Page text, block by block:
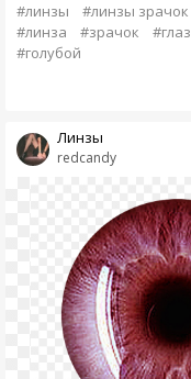
#линзы #линзы зрачок
#линза
#зрачок #глаз
#голубой
redcandy
Линзы